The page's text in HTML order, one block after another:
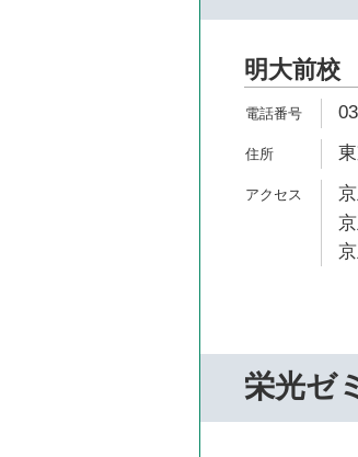
明大前校
栄光ゼ